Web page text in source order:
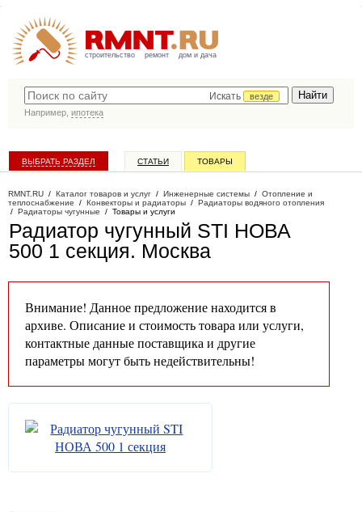
строительство ремонт дом и дача
Искать
везде
Например, ипотека
ВЫБРАТЬ РАЗДЕЛ СТАТЬИ ТОВАРЫ
RMNT.RU / Каталог товаров и услуг / Инженерные системы / Отопление и
теплоснабжение / Конвекторы и радиаторы / Радиаторы водяного отопления
/ Радиаторы чугунные / Товары и услуги
Радиатор чугунный STI НОВА
500 1 секция. Москва
Внимание! Данное предложение находится в
архиве. Описание и стоимость товара или услуги,
контактные данные поставщика и другие
параметры могут быть недействительны!